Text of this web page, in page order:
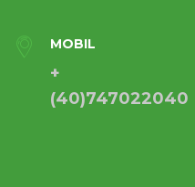
MOBIL
+
(40)747022040